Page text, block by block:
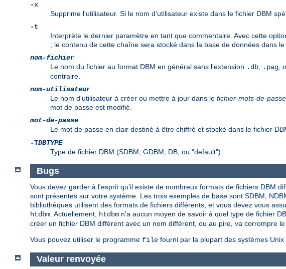
-x
Supprime l'utilisateur. Si le nom d'utilisateur existe dans le fichier DBM
-t
Interprète le dernier paramètre en tant que commentaire. Avec cette
; le contenu de cette chaîne sera stocké dans la base de données dans
nom-fichier
Le nom du fichier au format DBM en général sans l'extension .db .pag ,
contraire.
nom-utilisateur
Le nom d'utilisateur à créer ou mettre à jour dans le fichier-mots-de-passe
mot de passe est modifié.
mot-de-passe
Le mot de passe en clair destiné à être chiffré et stocké dans le fichier
-TDBTYPE
Type de fichier DBM (SDBM, GDBM, DB, ou "default").
Bugs
Vous devez garder à l'esprit qu'il existe de nombreux formats de fichiers DBM
sont présentes sur votre système. Les trois exemples de base sont SDBM,
bibliothèques utilisent des formats de fichiers différents, et vous devez vous
htdbm. Actuellement, htdbm n'a aucun moyen de savoir à quel type de fichier
créer un fichier DBM différent avec un nom différent, ou au pire, va corrompre
Vous pouvez utiliser le programme file fourni par la plupart des systèmes
Valeur renvoyée